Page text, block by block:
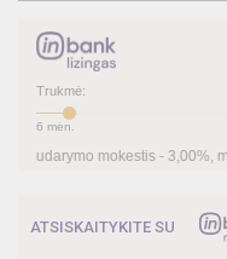
Trukmė:
6 mėn.
mokestis -3,00%, mėnesio
ATSISKAITYKITE SU